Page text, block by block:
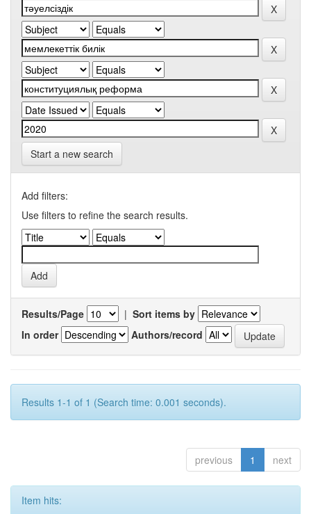
Start a new search
Add filters:
Use filters to refine the search results.
Results/Page | Sort items by
In order
Authors/record
Results 1-1 of 1 (Search time: 0.001 seconds).
previous 1 next
Item hits: